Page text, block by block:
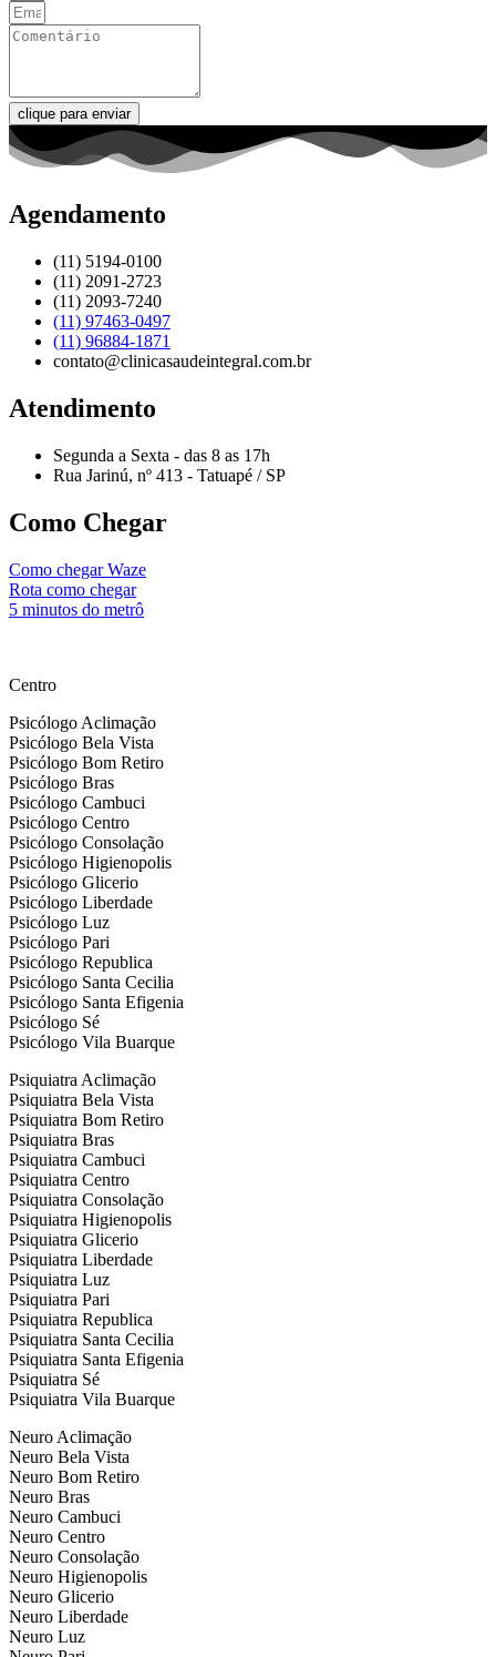
clique para enviar
Agendamento
(11) 5194-0100
(11) 2091-2723
(11) 2093-7240
(11) 97463-0497
(11) 96884-1871
contato@clinicasaudeintegral.com.br
Atendimento
Segunda a Sexta - das 8 as 17h
Rua Jarinú, nº 413 - Tatuapé / SP
Como Chegar
Como chegar Waze
Rota como chegar
5 minutos do metrô
Centro
Psicólogo Aclimação
Psicólogo Bela Vista
Psicólogo Bom Retiro
Psicólogo Bras
Psicólogo Cambuci
Psicólogo Centro
Psicólogo Consolação
Psicólogo Higienopolis
Psicólogo Glicerio
Psicólogo Liberdade
Psicólogo Luz
Psicólogo Pari
Psicólogo Republica
Psicólogo Santa Cecilia
Psicólogo Santa Efigenia
Psicólogo Sé
Psicólogo Vila Buarque
Psiquiatra Aclimação
Psiquiatra Bela Vista
Psiquiatra Bom Retiro
Psiquiatra Bras
Psiquiatra Cambuci
Psiquiatra Centro
Psiquiatra Consolação
Psiquiatra Higienopolis
Psiquiatra Glicerio
Psiquiatra Liberdade
Psiquiatra Luz
Psiquiatra Pari
Psiquiatra Republica
Psiquiatra Santa Cecilia
Psiquiatra Santa Efigenia
Psiquiatra Sé
Psiquiatra Vila Buarque
Neuro Aclimação
Neuro Bela Vista
Neuro Bom Retiro
Neuro Bras
Neuro Cambuci
Neuro Centro
Neuro Consolação
Neuro Higienopolis
Neuro Glicerio
Neuro Liberdade
Neuro Luz